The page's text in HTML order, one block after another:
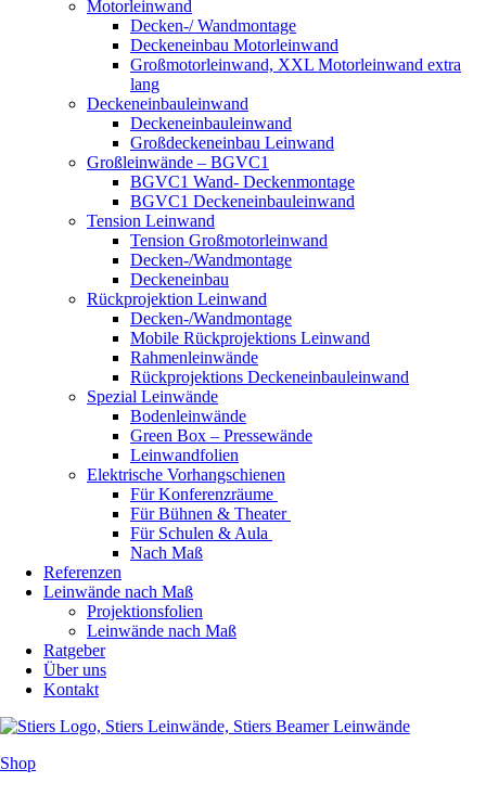
Motorleinwand
Decken-/ Wandmontage
Deckeneinbau Motorleinwand
Großmotorleinwand, XXL Motorleinwand extra
lang
Deckeneinbauleinwand
Deckeneinbauleinwand
Großdeckeneinbau Leinwand
Großleinwände – BGVC1
BGVC1 Wand- Deckenmontage
BGVC1 Deckeneinbauleinwand
Tension Leinwand
Tension Großmotorleinwand
Decken-/Wandmontage
Deckeneinbau
Rückprojektion Leinwand
Decken-/Wandmontage
Mobile Rückprojektions Leinwand
Rahmenleinwände
Rückprojektions Deckeneinbauleinwand
Spezial Leinwände
Bodenleinwände
Green Box – Pressewände
Leinwandfolien
Elektrische Vorhangschienen
Für Konferenzräume
Für Bühnen & Theater
Für Schulen & Aula
Nach Maß
Referenzen
Leinwände nach Maß
Projektionsfolien
Leinwände nach Maß
Ratgeber
Über uns
Kontakt
Shop